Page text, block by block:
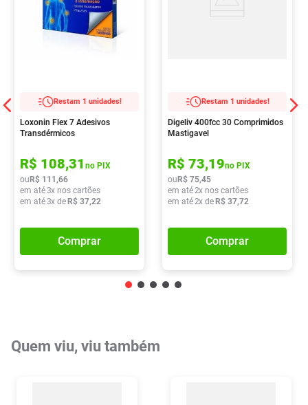
Restam 1 unidades!
Loxonin Flex 7 Adesivos
Transdérmicos
R$ 108,31 no PIX
ou R$ 111 ,66
em até3x nos cartões
em até3x de R$ 37,22
Comprar
Restam 1 unidades!
Digeliv 400fcc 30 Comprimidos
Mastigavel
R$ 73,19no PIX
ou R$ 75,45
em até2x nos cartões
em até2x de R$ 37,72
Comprar
Quem viu, viu também